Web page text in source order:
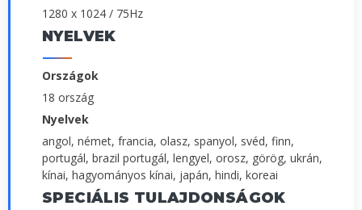
1280 x 1024 / 75Hz
NYELVEK
Országok
18 ország
Nyelvek
angol, német, francia, olasz, spanyol, svéd, finn,
portugál, brazil portugál, lengyel, orosz, görög, ukrán,
kínai, hagyományos kínai, japán, hindi, koreai
SPECIÁLIS TULAJDONSÁGOK